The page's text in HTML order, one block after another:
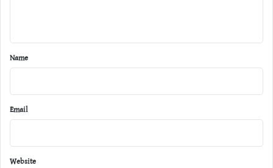
*
Name
Email
Website